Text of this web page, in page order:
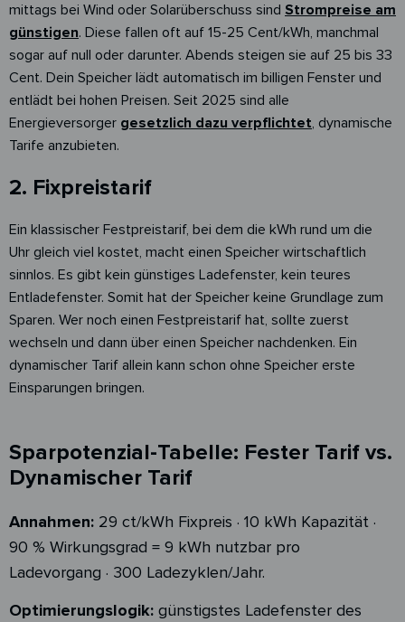
mittags bei Wind oder Solarüberschuss sind Strompreise am
günstigen. Diese fallen oft auf 15-25 Cent/kWh, manchmal
sogar auf null oder darunter. Abends steigen sie auf 25 bis 33
Cent. Dein Speicher lädt automatisch im billigen Fenster und
entlädt bei hohen Preisen. Seit 2025 sind alle
Energieversorger gesetzlich dazu verpflichtet, dynamische
Tarife anzubieten.
2. Fixpreistarif
Ein klassischer Festpreistarif, bei dem die kWh rund um die
Uhr gleich viel kostet, macht einen Speicher wirtschaftlich
sinnlos. Es gibt kein günstiges Ladefenster, kein teures
Entladefenster. Somit hat der Speicher keine Grundlage zum
Sparen. Wer noch einen Festpreistarif hat, sollte zuerst
wechseln und dann über einen Speicher nachdenken. Ein
dynamischer Tarif allein kann schon ohne Speicher erste
Einsparungen bringen.
Sparpotenzial-Tabelle: Fester Tarif vs.
Dynamischer Tarif
Annahmen: 29 ct/kWh Fixpreis · 10 kWh Kapazität ·
90 % Wirkungsgrad = 9 kWh nutzbar pro
Ladevorgang · 300 Ladezyklen/Jahr.
Optimierungslogik: günstigstes Ladefenster des